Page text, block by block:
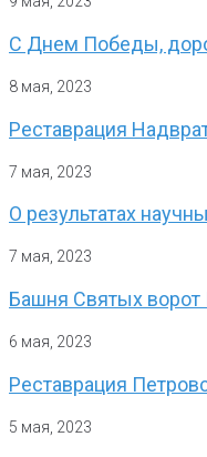
С Днем Победы,
8 мая, 2023
Реставрация
7 мая, 2023
О результатах
7 мая, 2023
Башня Святых ворот
6 мая, 2023
Реставрация
5 мая, 2023